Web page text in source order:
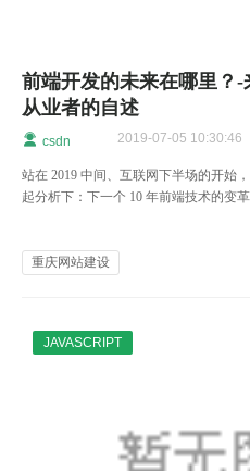
前端开发的未来在哪里？-
从业者的自述
csdn 2019-07-05 10:30:46
站在 2019 中间、互联网下半场的开始
起分析下：下一个 10 年前端技术的变
重庆网站建设
JAVASCRIPT